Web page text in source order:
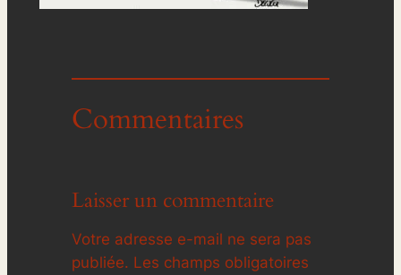
Commentaires
Laisser un commentaire
Votre adresse e-mail ne sera pas
publiée. Les champs obligatoires